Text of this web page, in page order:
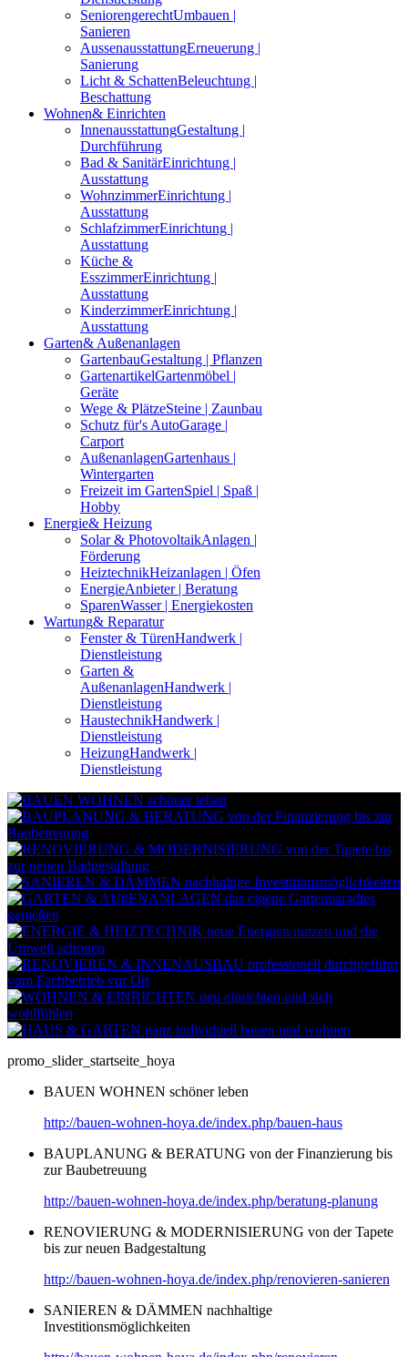
SeniorengerechtUmbauen |
Sanieren
AussenausstattungErneuerung |
Sanierung
Licht & SchattenBeleuchtung |
Beschattung
Wohnen& Einrichten
InnenausstattungGestaltung |
Durchführung
Bad & SanitärEinrichtung |
Ausstattung
WohnzimmerEinrichtung |
Ausstattung
SchlafzimmerEinrichtung |
Ausstattung
Küche &
EsszimmerEinrichtung |
Ausstattung
KinderzimmerEinrichtung |
Ausstattung
Garten& Außenanlagen
GartenbauGestaltung | Pflanzen
GartenartikelGartenmöbel |
Geräte
Wege & PlätzeSteine | Zaunbau
Schutz für's AutoGarage |
Carport
AußenanlagenGartenhaus |
Wintergarten
Freizeit im GartenSpiel | Spaß |
Hobby
Energie& Heizung
Solar & PhotovoltaikAnlagen |
Förderung
HeiztechnikHeizanlagen | Öfen
EnergieAnbieter | Beratung
SparenWasser | Energiekosten
Wartung& Reparatur
Fenster & TürenHandwerk |
Dienstleistung
Garten &
AußenanlagenHandwerk |
Dienstleistung
HaustechnikHandwerk |
Dienstleistung
HeizungHandwerk |
Dienstleistung
promo_slider_startseite_hoya
BAUEN WOHNEN schöner leben
http://bauen-wohnen-hoya.de/index.php/bauen-haus
BAUPLANUNG & BERATUNG von der Finanzierung bis
zur Baubetreuung
http://bauen-wohnen-hoya.de/index.php/beratung-planung
RENOVIERUNG & MODERNISIERUNG von der Tapete
bis zur neuen Badgestaltung
http://bauen-wohnen-hoya.de/index.php/renovieren-sanieren
SANIEREN & DÄMMEN nachhaltige
Investitionsmöglichkeiten